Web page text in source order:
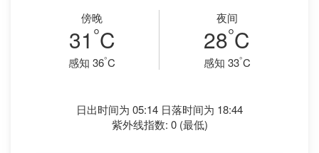
傍晚
31 °C
感知 36°C
夜间
28°C
感知 33°C
日出时间为 05:14 日落时间为 18:44
紫外线指数: 0 (最低)